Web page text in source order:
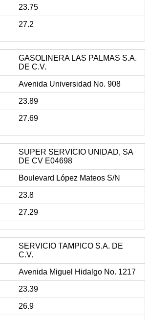
23.75
27.2
GASOLINERA LAS PALMAS S.A.
DE C.V.
Avenida Universidad No. 908
23.89
27.69
SUPER SERVICIO UNIDAD, SA
DE CV E04698
Boulevard López Mateos S/N
23.8
27.29
SERVICIO TAMPICO S.A. DE
C.V.
Avenida Miguel Hidalgo No. 1217
23.39
26.9